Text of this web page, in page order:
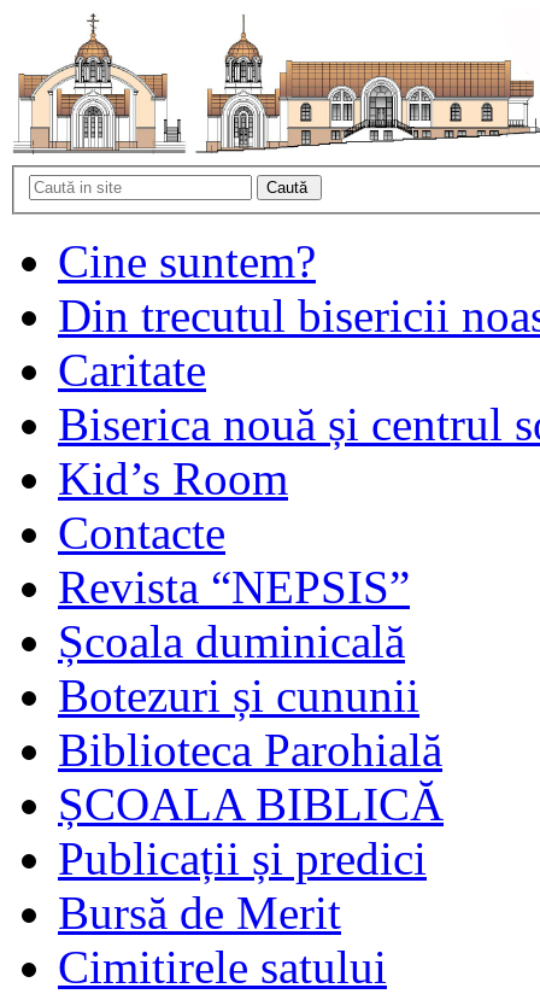
Cine suntem?
Din trecutul bisericii
Caritate
Biserica nouă și centrul
Kid’s Room
Contacte
Revista “NEPSIS”
Școala duminicală
Botezuri și cununii
Biblioteca Parohială
ȘCOALA BIBLICĂ
Publicații și predici
Bursă de Merit
Cimitirele satului